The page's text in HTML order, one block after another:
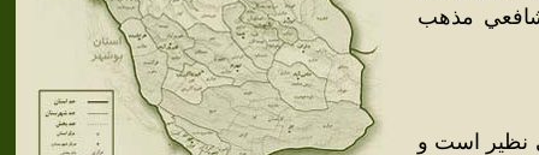
مذهب
نظير است و